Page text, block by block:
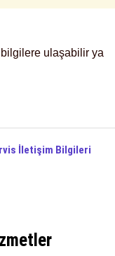
ulaşabilir ya
İletişim Bilgileri